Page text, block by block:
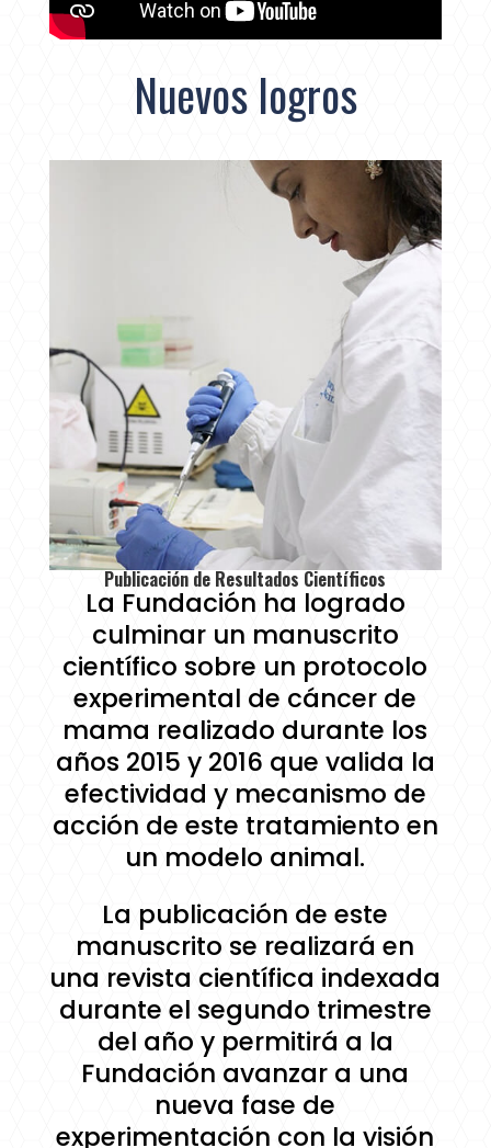
Nuevos logros
Publicación de Resultados Científicos
La Fundación ha logrado
culminar un manuscrito
científico sobre un protocolo
experimental de cáncer de
mama realizado durante los
años 2015 y 2016 que valida la
efectividad y mecanismo de
acción de este tratamiento en
un modelo animal.
La publicación de este
manuscrito se realizará en
una revista científica indexada
durante el segundo trimestre
del año y permitirá a la
Fundación avanzar a una
nueva fase de
experimentación con la visión